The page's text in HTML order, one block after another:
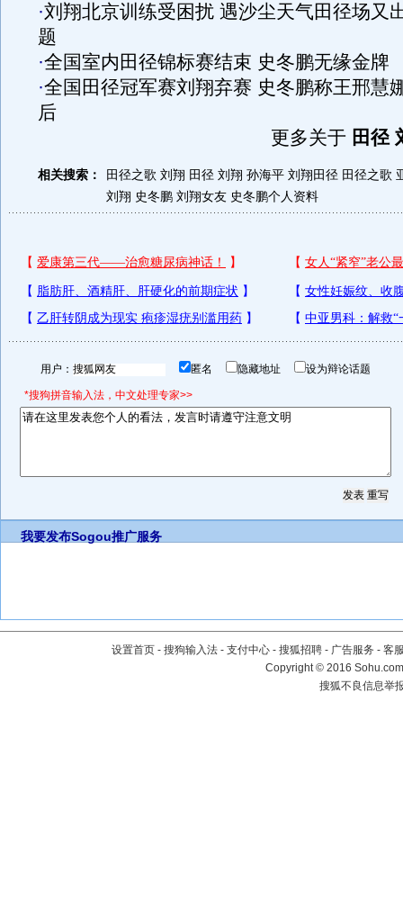
·刘翔北京训练受困扰 遇沙尘天气田径场又
题
·全国室内田径锦标赛结束 史冬鹏无缘金牌
·全国田径冠军赛刘翔弃赛 史冬鹏称王邢慧
后
更多关于 田径
相关搜索： 田径之歌 刘翔 田径 刘翔 孙海平 刘翔田径 田径之歌
刘翔 史冬鹏 刘翔女友 史冬鹏个人资料
用户： 匿名 隐藏地址 设为辩论话题
*搜狗拼音输入法，中文处理专家>>
我要发布Sogou推广服务
设置首页 - 搜狗输入法 - 支付中心 - 搜狐招聘 - 广告服务 - 客
Copyright©2016
搜狐不良信息举